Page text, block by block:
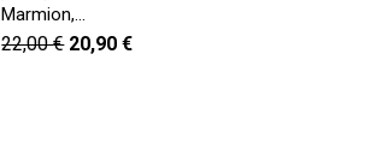
Marmion,…
22,00€ 20,90€